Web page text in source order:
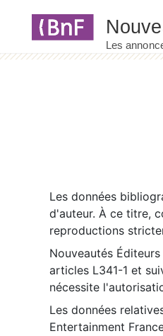
Les données
d'auteur. À ce titre,
reproductions
Nouveautés
articles L341-1 et
nécessite
Les données
Entertainment